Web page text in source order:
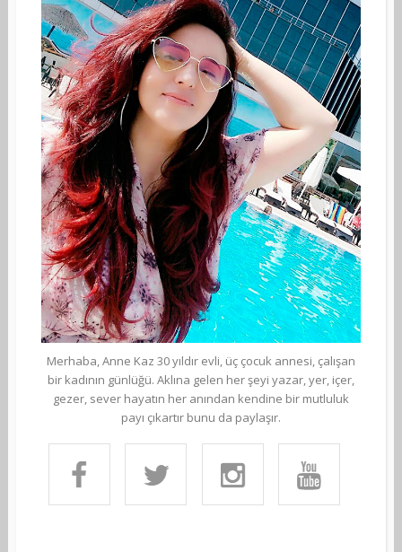
Merhaba, Anne Kaz 30 yıldır evli, üç çocuk annesi, çalışan
bir kadının günlüğü. Aklına gelen her şeyi yazar, yer, içer,
gezer, sever hayatın her anından kendine bir mutluluk
payı çıkartır bunu da paylaşır.